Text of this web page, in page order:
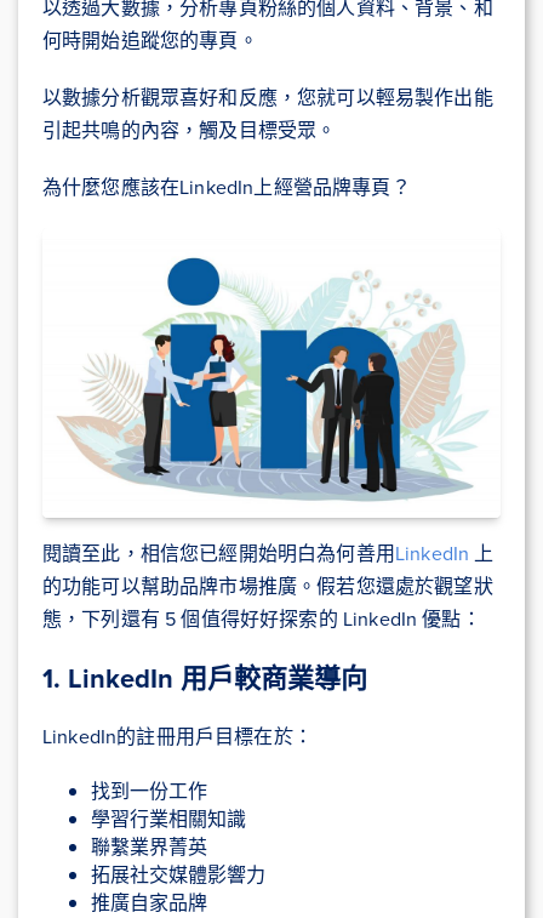
以透過大數據，分析專頁粉絲的個人資料、背景、和
何時開始追蹤您的專頁。
以數據分析觀眾喜好和反應，您就可以輕易製作出能
引起共鳴的內容，觸及目標受眾。
為什麼您應該在LinkedIn上經營品牌專頁？
閱讀至此，相信您已經開始明白為何善用LinkedIn 上
的功能可以幫助品牌市場推廣。假若您還處於觀望狀
態，下列還有 5 個值得好好探索的 LinkedIn 優點：
1. LinkedIn 用戶較商業導向
LinkedIn的註冊用戶目標在於：
找到一份工作
學習行業相關知識
聯繫業界菁英
拓展社交媒體影響力
推廣自家品牌